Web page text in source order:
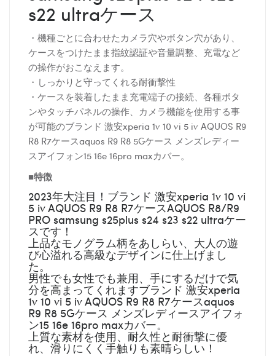
s22 ultraケース
・機種ごとに合わせたカメラ穴やボタン穴があり、
ケースをつけたまま指紋認証や音量調整、充電など
の操作がおこなえます。
・しっかりと守ってくれる耐衝撃性
・ケースを装着したまま充電端子の接続、各種ボタ
ンやタッチパネルの操作、カメラ機能を使用する事
が可能のブランド 激安xperia 1v 10 vi 5 iv AQUOS R9
R8 R7ケースaquos R9 R8 5Gケース メンズレディー
スアイフォン15 16e 16pro maxカバー。
■特徴
2023年大注目！ブランド 激安xperia 1v 10 vi
5 iv AQUOS R9 R8 R7ケースAQUOS R8/R9
PRO samsung s25plus s24 s23 s22 ultraケー
スです！
上品なモノグラム柄をあしらい、大人の遊
び心溢れる高級なデザインに仕上げまし
た。
男性でも女性でも兼用、手にするだけで気
分を高まってくれますブランド 激安xperia
1v 10 vi 5 iv AQUOS R9 R8 R7ケースaquos
R9 R8 5Gケース メンズレディースアイフォ
ン15 16e 16pro maxカバー。
上質な素材を使用、耐久性と耐衝撃に優
れ、滑りにくく手触りも素晴らしい！